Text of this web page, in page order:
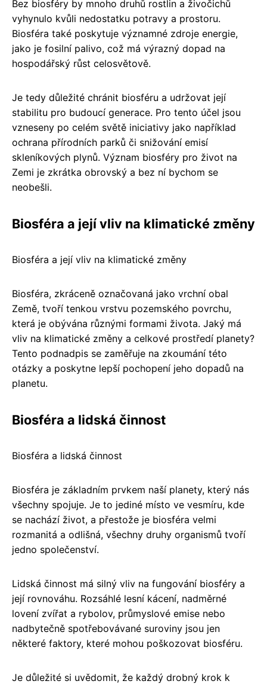
Bez biosféry by mnoho druhů rostlin a živočichů
vyhynulo kvůli nedostatku potravy a prostoru.
Biosféra také poskytuje významné zdroje energie,
jako je fosilní palivo, což má výrazný dopad na
hospodářský růst celosvětově.
Je tedy důležité chránit biosféru a udržovat její
stabilitu pro budoucí generace. Pro tento účel jsou
vzneseny po celém světě iniciativy jako například
ochrana přírodních parků či snižování emisí
skleníkových plynů. Význam biosféry pro život na
Zemi je zkrátka obrovský a bez ní bychom se
neobešli.
Biosféra a její vliv na klimatické změny
Biosféra a její vliv na klimatické změny
Biosféra, zkráceně označovaná jako vrchní obal
Země, tvoří tenkou vrstvu pozemského povrchu,
která je obývána různými formami života. Jaký má
vliv na klimatické změny a celkové prostředí planety?
Tento podnadpis se zaměřuje na zkoumání této
otázky a poskytne lepší pochopení jeho dopadů na
planetu.
Biosféra a lidská činnost
Biosféra a lidská činnost
Biosféra je základním prvkem naší planety, který nás
všechny spojuje. Je to jediné místo ve vesmíru, kde
se nachází život, a přestože je biosféra velmi
rozmanitá a odlišná, všechny druhy organismů tvoří
jedno společenství.
Lidská činnost má silný vliv na fungování biosféry a
její rovnováhu. Rozsáhlé lesní kácení, nadměrné
lovení zvířat a rybolov, průmyslové emise nebo
nadbytečně spotřebovávané suroviny jsou jen
některé faktory, které mohou poškozovat biosféru.
Je důležité si uvědomit, že každý drobný krok k